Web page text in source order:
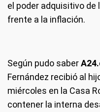
el poder adquisitivo
frente a la inflación.
Según pudo saber
Fernández recibió al
miércoles en la Casa
contener la interna